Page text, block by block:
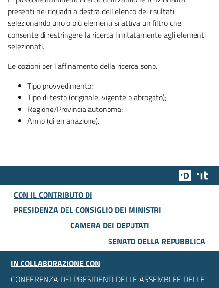
presenti nei riquadri a destra dell'elenco dei risultati:
selezionando uno o più elementi si attiva un filtro che
consente di restringere la ricerca limitatamente agli elementi
selezionati.
Le opzioni per l'affinamento della ricerca sono:
Tipo provvedimento;
Tipo di testo (originale, vigente o abrogato);
Regione/Provincia autonoma;
Anno (di emanazione).
Team
CON IL CONTRIBUTO DI
PRESIDENZA DEL CONSIGLIO DEI MINISTRI
CAMERA DEI DEPUTATI
SENATO DELLA REPUBBLICA
IN COLLABORAZIONE CON
CONFERENZA DEI PRESIDENTI DELLE ASSEMBLEE DELLE